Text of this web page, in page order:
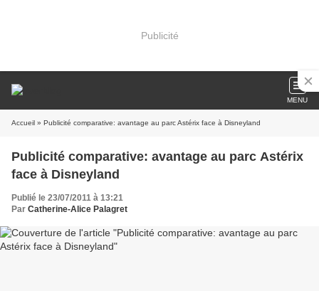
Publicité
MENU
Accueil » Publicité comparative: avantage au parc Astérix face à Disneyland
Publicité comparative: avantage au parc Astérix
face à Disneyland
Publié le 23/07/2011 à 13:21
Par Catherine-Alice Palagret